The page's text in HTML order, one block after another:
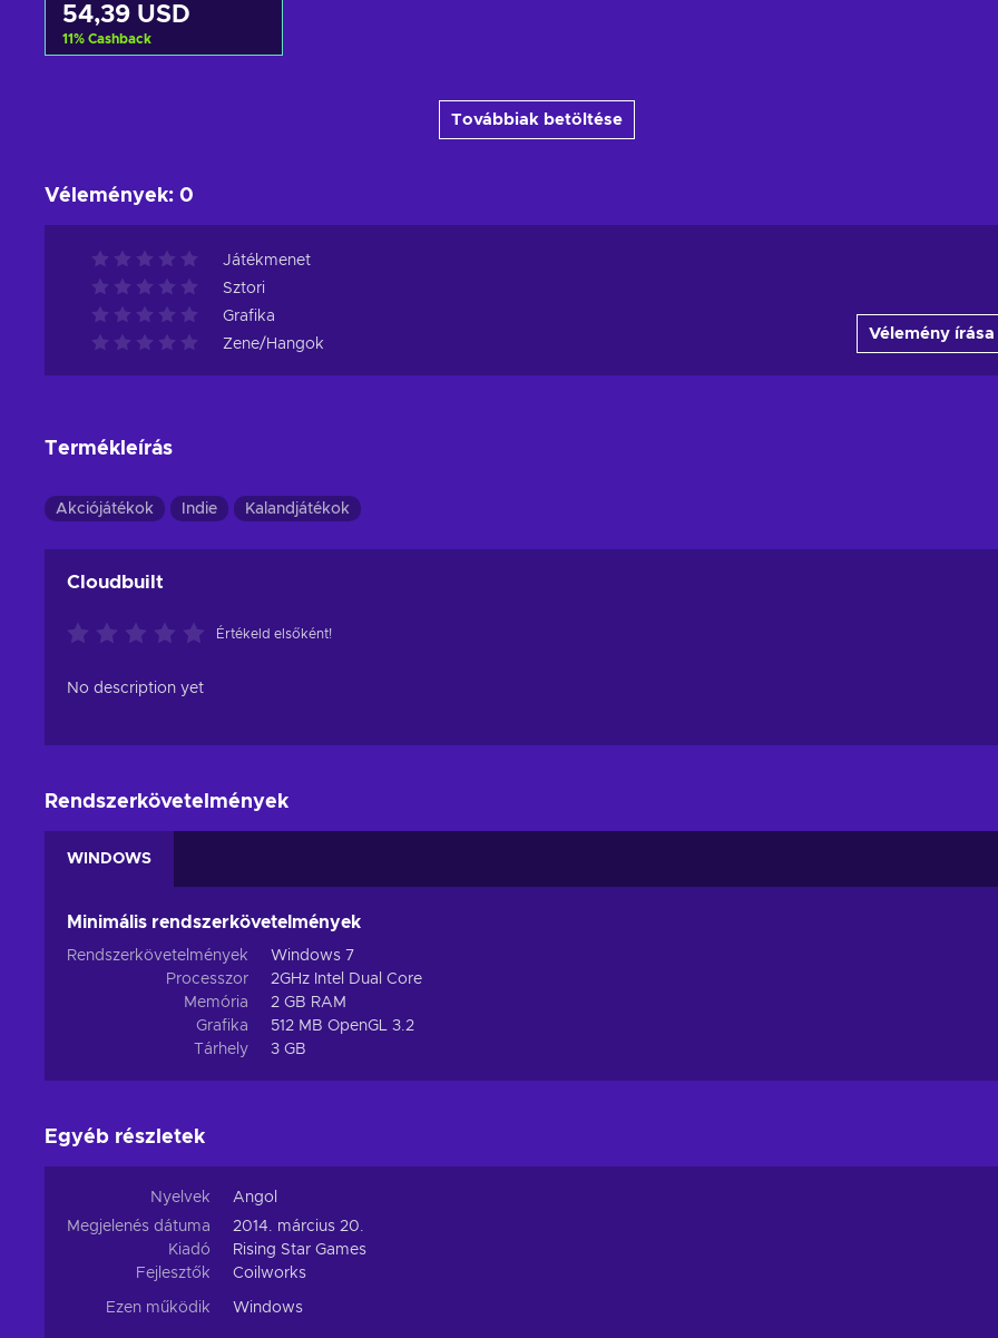
54,39 USD
11% Cashback
Továbbiak betöltése
Vélemények: 0
Játékmenet
Sztori
Grafika
Zene/Hangok
Vélemény írása
Termékleírás
Akciójátékok Indie Kalandjátékok
Cloudbuilt
Értékeld elsőként!
No description yet
Rendszerkövetelmények
WINDOWS
Minimális rendszerkövetelmények
Rendszerkövetelmények
Windows 7
Processzor
2GHz Intel Dual Core
Memória
2 GB RAM
Grafika
512 MB OpenGL 3.2
Tárhely
3 GB
Egyéb részletek
Nyelvek
Angol
Megjelenés dátuma
2014. március 20.
Kiadó
Rising Star Games
Fejlesztők
Coilworks
Ezen működik Windows